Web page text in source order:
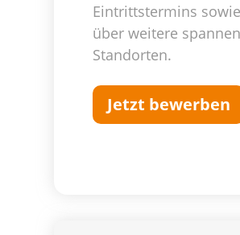
Eintrittstermins
über weitere
Standorten.
Jetzt bewerben